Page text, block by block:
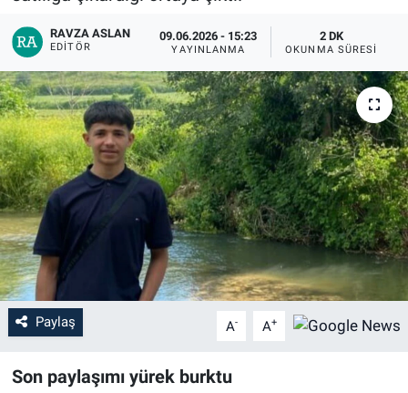
RAVZA ASLAN
EDITÖR
09.06.2026 - 15:23
YAYINLANMA
2 DK
OKUNMA SÜRESI
Paylaş A- A+
Son paylaşımı yürek burktu
Yerel
Bursaspor
Gündem
Sağlık
Eğitim
Ekonomi
Dünya
Tüm Manşetler
Son Dakika Haberleri
Haber Arşivi